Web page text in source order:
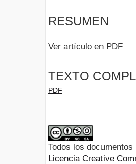
RESUMEN
Ver artículo en PDF
TEXTO
PDF
Todos los
Licencia Creative